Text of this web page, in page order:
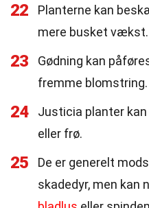
22
Planterne kan
mere busket vækst.
23
Gødning kan
fremme blomstring.
24
Justicia planter
eller frø.
25
De er generelt
skadedyr, men kan